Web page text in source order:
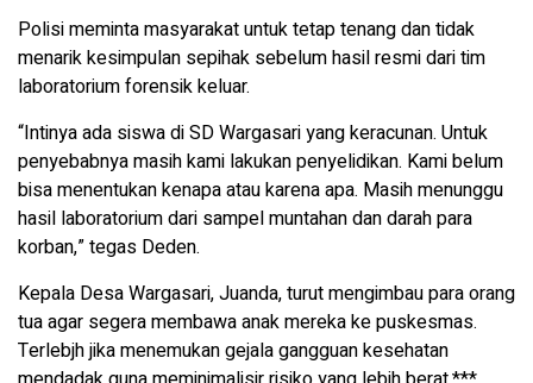
Polisi meminta masyarakat untuk tetap tenang dan tidak
menarik kesimpulan sepihak sebelum hasil resmi dari tim
laboratorium forensik keluar.
“Intinya ada siswa di SD Wargasari yang keracunan. Untuk
penyebabnya masih kami lakukan penyelidikan. Kami belum
bisa menentukan kenapa atau karena apa. Masih menunggu
hasil laboratorium dari sampel muntahan dan darah para
korban,” tegas Deden.
Kepala Desa Wargasari, Juanda, turut mengimbau para orang
tua agar segera membawa anak mereka ke puskesmas.
Terlebjh jika menemukan gejala gangguan kesehatan